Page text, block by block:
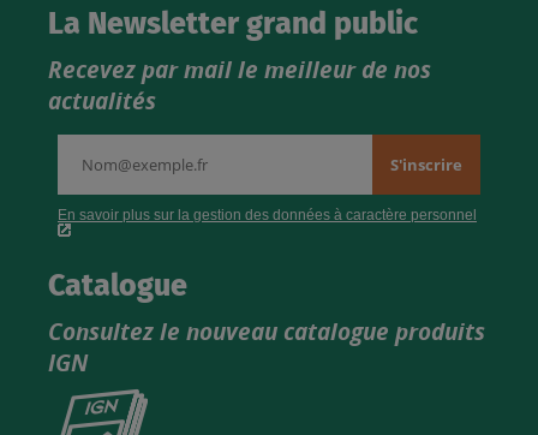
La Newsletter grand public
Recevez par mail le meilleur de nos
actualités
Catalogue
Consultez le nouveau catalogue produits
IGN
Consultez